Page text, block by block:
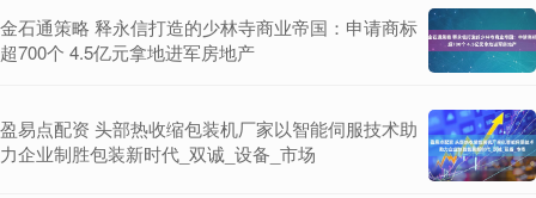
金石通策略 释永信打造的少林寺商业帝国：申请商标
超700个 4.5亿元拿地进军房地产
盈易点配资 头部热收缩包装机厂家以智能伺服技术助
力企业制胜包装新时代_双诚_设备_市场